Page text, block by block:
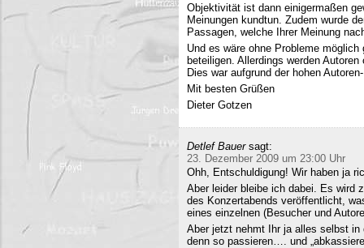
Objektivität ist dann einigermaßen
Meinungen kundtun. Zudem wurde
Passagen, welche Ihrer Meinung
Und es wäre ohne Probleme
beteiligen. Allerdings werden
Dies war aufgrund der hohen
Mit besten Grüßen
Dieter Gotzen
Detlef Bauer sagt:
23. Dezember 2009 um 23:00 Uhr
Ohh, Entschuldigung! Wir haben ja
Aber leider bleibe ich dabei. Es wird
des Konzertabends veröffentlicht,
eines einzelnen (Besucher und
Aber jetzt nehmt Ihr ja alles selbst
denn so passieren…. und